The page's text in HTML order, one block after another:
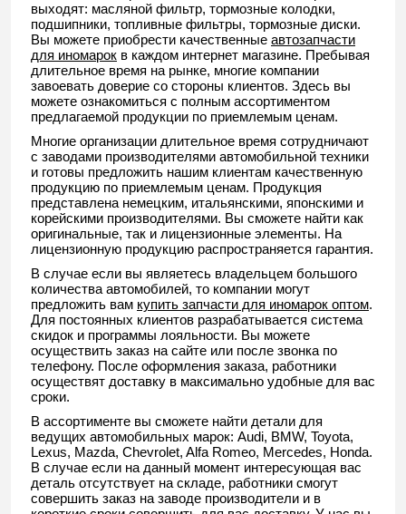
выходят: масляной фильтр, тормозные колодки,
подшипники, топливные фильтры, тормозные диски.
Вы можете приобрести качественные автозапчасти
для иномарок в каждом интернет магазине. Пребывая
длительное время на рынке, многие компании
завоевать доверие со стороны клиентов. Здесь вы
можете ознакомиться с полным ассортиментом
предлагаемой продукции по приемлемым ценам.
Многие организации длительное время сотрудничают
с заводами производителями автомобильной техники
и готовы предложить нашим клиентам качественную
продукцию по приемлемым ценам. Продукция
представлена немецким, итальянскими, японскими и
корейскими производителями. Вы сможете найти как
оригинальные, так и лицензионные элементы. На
лицензионную продукцию распространяется гарантия.
В случае если вы являетесь владельцем большого
количества автомобилей, то компании могут
предложить вам купить запчасти для иномарок оптом.
Для постоянных клиентов разрабатывается система
скидок и программы лояльности. Вы можете
осуществить заказ на сайте или после звонка по
телефону. После оформления заказа, работники
осуществят доставку в максимально удобные для вас
сроки.
В ассортименте вы сможете найти детали для
ведущих автомобильных марок: Audi, BMW, Toyota,
Lexus, Mazda, Chevrolet, Alfa Romeo, Mercedes, Honda.
В случае если на данный момент интересующая вас
деталь отсутствует на складе, работники смогут
совершить заказ на заводе производители и в